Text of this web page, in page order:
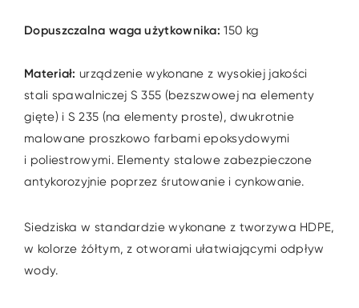
Dopuszczalna waga użytkownika: 150 kg
Materiał: urządzenie wykonane z wysokiej jakości
stali spawalniczej S 355 (bezszwowej na elementy
gięte) i S 235 (na elementy proste), dwukrotnie
malowane proszkowo farbami epoksydowymi
i poliestrowymi. Elementy stalowe zabezpieczone
antykorozyjnie poprzez śrutowanie i cynkowanie.
Siedziska w standardzie wykonane z tworzywa HDPE,
w kolorze żółtym, z otworami ułatwiającymi odpływ
wody.